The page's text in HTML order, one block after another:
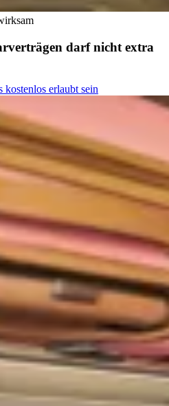
darf nicht extra
kostenlos erlaubt sein